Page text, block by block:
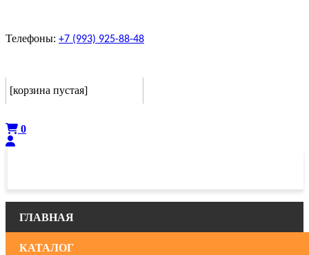
Телефоны: +7 (993) 925-88-48
[корзина пустая]
0
ГЛАВНАЯ
КАТАЛОГ